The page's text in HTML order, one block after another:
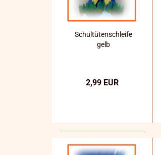
Schultütenschleife
gelb
2,99 EUR